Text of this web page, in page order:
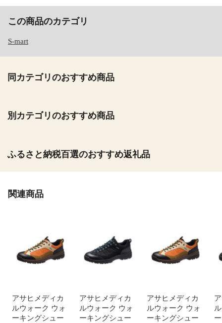
この商品のカテゴリ
S-mart
同カテゴリのおすすめ商品
別カテゴリのおすすめ商品
ふるさと納税百選のおすすめ返礼品
関連商品
アサヒメディカ
ルウォーク ウォ
ーキングシュー
アサヒメディカ
ルウォーク ウォ
ーキングシュー
アサヒメディカ
ルウォーク ウォ
ーキングシュー